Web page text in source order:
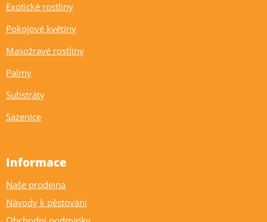
Exotické rostliny
Pokojové květiny
Masožravé rostliny
Palmy
Substráty
Sazenice
Informace
Naše prodejna
Návody k pěstování